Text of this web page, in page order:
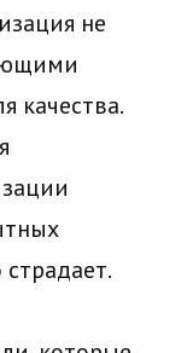
не
качества.